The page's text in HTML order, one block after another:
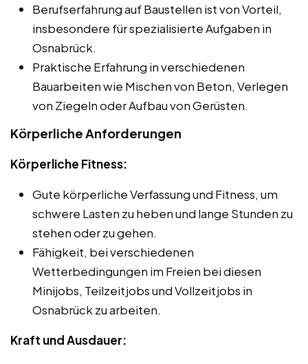
Berufserfahrung auf Baustellen ist von Vorteil,
insbesondere für spezialisierte Aufgaben in
Osnabrück.
Praktische Erfahrung in verschiedenen
Bauarbeiten wie Mischen von Beton, Verlegen
von Ziegeln oder Aufbau von Gerüsten.
Körperliche Anforderungen
Körperliche Fitness:
Gute körperliche Verfassung und Fitness, um
schwere Lasten zu heben und lange Stunden zu
stehen oder zu gehen.
Fähigkeit, bei verschiedenen
Wetterbedingungen im Freien bei diesen
Minijobs, Teilzeitjobs und Vollzeitjobs in
Osnabrück zu arbeiten.
Kraft und Ausdauer: